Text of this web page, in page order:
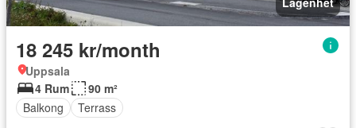
18 245 kr/month
Uppsala
4 Rum
90 m²
Balkong
Terrass